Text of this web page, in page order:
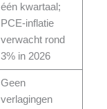
één kwartaal;
PCE-inflatie
verwacht rond
3% in 2026
Geen
verlagingen